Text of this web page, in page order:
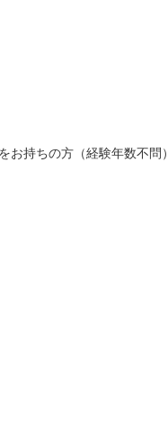
お持ちの方（経験年数不問）